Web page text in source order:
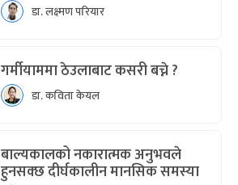
डा. लक्ष्मण परियार
गर्मीयाममा ठेउलाबाट कसरी बच्ने ?
डा. कविता केयल
बाल्यकालको नकारात्मक अनुभवले
हुनसक्छ दीर्घकालीन मानसिक समस्या